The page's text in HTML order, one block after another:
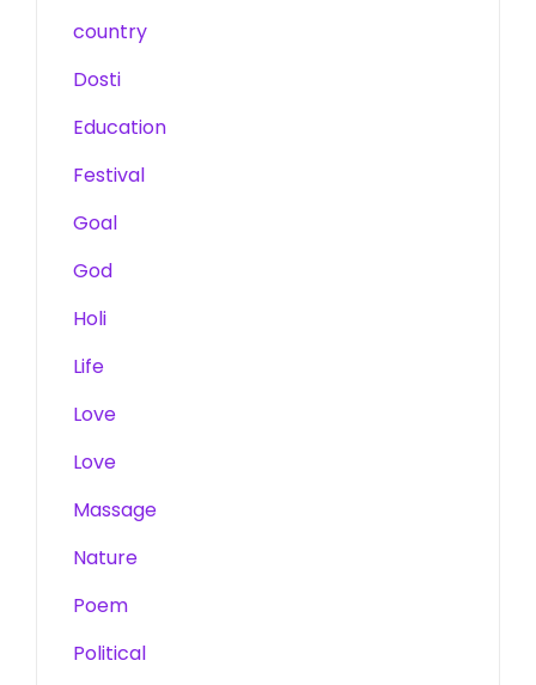
country
Dosti
Education
Festival
Goal
God
Holi
Life
Love
Love
Massage
Nature
Poem
Political